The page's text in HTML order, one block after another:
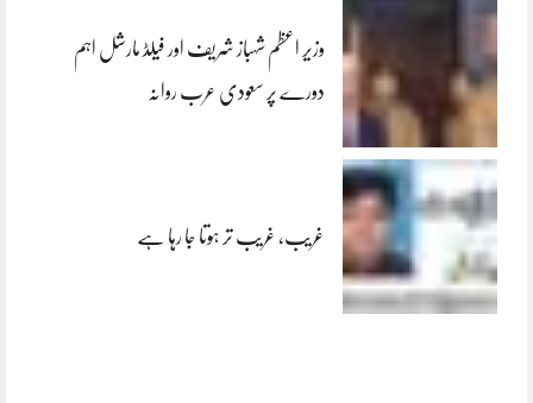
وزیر اعظم شہباز شریف اور فیلڈ مارشل اہم
دورے پر سعودی عرب روانہ
غریب، غریب تر ہوتا جا رہا ہے